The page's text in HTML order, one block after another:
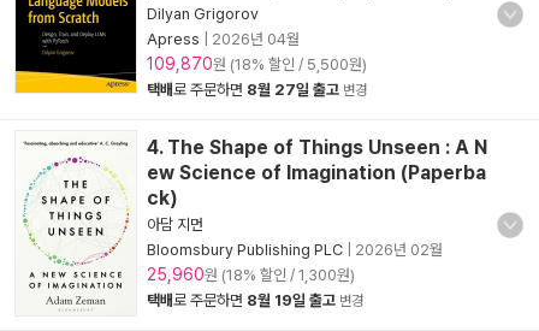
Dilyan Grigorov
Apress
2026년 04월
109,870원 (18% 할인 / 5,500원)
택배로 주문하면 8월 27일 출고 변경
4. The Shape of Things Unseen : A N
ew Science of Imagination (Paperba
ck)
아담 지먼
Bloomsbury Publishing PLC
2026년 02월
25,960원 (18% 할인 / 1,300원)
택배로 주문하면 8월 19일 출고 변경